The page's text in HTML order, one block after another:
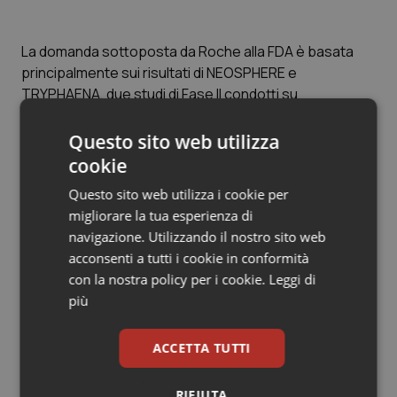
Veneto
Oncoematologia
Oncologia & Nutrizione
Psoriasi & pelle
Quotidiano Cardiologia
Quotidiano Chirurgia
Quotidiano Oncologia
Quotidiano Pediatria
Rene & patologie urogenitali
La domanda sottoposta da Roche alla FDA è basata
principalmente sui risultati di NEOSPHERE e
TRYPHAENA, due studi di Fase II condotti su
positiva in fase precoce, nonché sui dati di sicurezza a
lungo termine dello studio di Fase III CLEOPATRA su
pertuzumab nel tumore della mammella HER2-positivo
metastatico.
Articoli correlati:
European Cancer Congress 2013. Dove si spende
di più per la sanità, si muore meno di cancro
03 Ottobre 2013
Questo sito web utilizza
cookie
Questo sito web utilizza i cookie per
migliorare la tua esperienza di
navigazione. Utilizzando il nostro sito web
acconsenti a tutti i cookie in conformità
con la nostra policy per i cookie. Leggi di
più
ACCETTA TUTTI